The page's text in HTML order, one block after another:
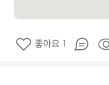
좋아요 1